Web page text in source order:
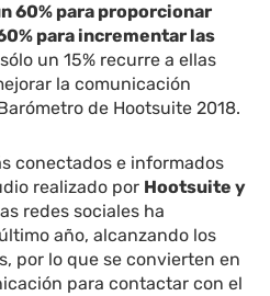
60% para proporcionar
para incrementar las
un 15% recurre a ellas
la comunicación
de Hootsuite 2018.
conectados e informados
realizado por Hootsuite y
redes sociales ha
año, alcanzando los
por lo que se convierten en
para contactar con el